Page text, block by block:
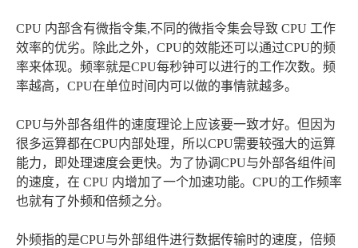
CPU 内部含有微指令集,不同的微指令集会导致 CPU 工作
效率的优劣。除此之外，CPU的效能还可以通过CPU的频
率来体现。频率就是CPU每秒钟可以进行的工作次数。频
率越高，CPU在单位时间内可以做的事情就越多。
CPU与外部各组件的速度理论上应该要一致才好。但因为
很多运算都在CPU内部处理，所以CPU需要较强大的运算
能力，即处理速度会更快。为了协调CPU与外部各组件间
的速度，在 CPU 内增加了一个加速功能。CPU的工作频率
也就有了外频和倍频之分。
外频指的是CPU与外部组件进行数据传输时的速度，倍频